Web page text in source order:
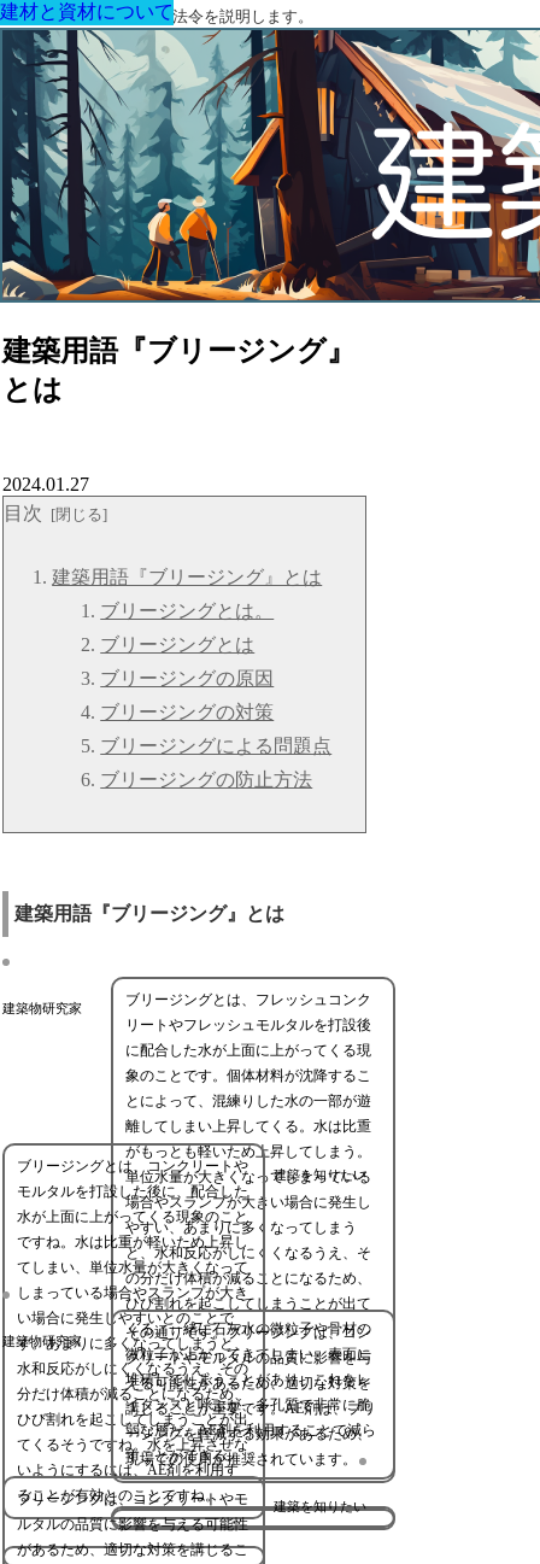
建築に関する用語と関連法令を説明します。
建築用語『ブリージング』
とは
建材と資材について
2024.01.27
目次
建築用語『ブリージング』とは
ブリージングとは。
ブリージングとは
ブリージングの原因
ブリージングの対策
ブリージングによる問題点
ブリージングの防止方法
建築用語『ブリージング』とは
建築物研究家
ブリージングとは、フレッシュコンク
リートやフレッシュモルタルを打設後
に配合した水が上面に上がってくる現
象のことです。個体材料が沈降するこ
とによって、混練りした水の一部が遊
離してしまい上昇してくる。水は比重
がもっとも軽いため上昇してしまう。
単位水量が大きくなってしまっている
場合やスランプが大きい場合に発生し
やすい、あまりに多くなってしまう
と、水和反応がしにくくなるうえ、そ
の分だけ体積が減ることになるため、
ひび割れを起こしてしまうことが出て
くる。一緒に石灰水の微粒子や骨材の
微粒子が上がってきてしまい、表面に
堆積してしまうことがあり、これをレ
イタンスと呼ぶが、多孔質で非常に脆
弱な層だ。AE剤を利用することで減ら
すことができる。
建築を知りたい
ブリージングとは、コンクリートや
モルタルを打設した後に、配合した
水が上面に上がってくる現象のこと
ですね。水は比重が軽いため上昇し
てしまい、単位水量が大きくなって
しまっている場合やスランプが大き
い場合に発生しやすいとのことで
す。あまりに多くなってしまうと、
水和反応がしにくくなるうえ、その
分だけ体積が減ることになるため、
ひび割れを起こしてしまうことが出
てくるそうですね。水を上昇させな
いようにするには、AE剤を利用す
ることが有効とのことですね。
建築物研究家
その通りです。ブリージングは、コン
クリートやモルタルの品質に影響を与
える可能性があるため、適切な対策を
講じることが重要です。AE剤は、ブリ
ージングを軽減する効果があるため、
現場での使用が推奨されています。
建築を知りたい
ブリージングは、コンクリートやモ
ルタルの品質に影響を与える可能性
があるため、適切な対策を講じるこ
建材と資材について
建材と資材について
建材と資材について
建材と資材について
建材と資材について
建材と資材について